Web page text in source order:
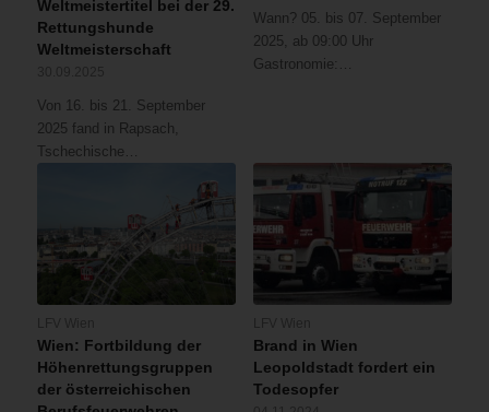
Weltmeistertitel bei der 29.
Rettungshunde
Weltmeisterschaft
Von 16. bis 21. September
2025 fand in Rapsach,
Tschechische…
Wann? 05. bis 07. September
2025, ab 09:00 Uhr
Gastronomie:…
Wien: Fortbildung der
Höhenrettungsgruppen
der österreichischen
Brand in Wien
Leopoldstadt fordert ein
Todesopfer